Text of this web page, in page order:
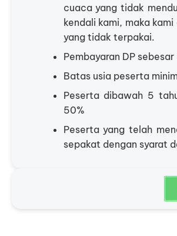
cuaca yang tidak
kendali kami, maka
yang tidak terpakai.
Pembayaran DP
Batas usia peserta
Peserta dibawah 5
50%
Peserta yang telah
sepakat dengan syarat